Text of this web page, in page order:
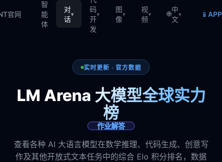
官网
智
能
体
对
话
▾
码
开
发
▾
图
像
▾
视
频
▾ 🌐
中
文
▾ 📱
实时更新 · 官方数据
LM Arena 大模型全球实力
榜
作业解答
查看各种 AI 大语言模型在数学推理、代码生成、创意写
作及其他开放式文本任务中的综合 Elo 积分排名，数据